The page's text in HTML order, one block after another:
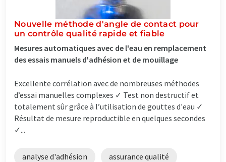
Nouvelle méthode d'angle de contact pour
un contrôle qualité rapide et fiable
Mesures automatiques avec de l'eau en remplacement
des essais manuels d'adhésion et de mouillage
Excellente corrélation avec de nombreuses méthodes
d’essai manuelles complexes ✓ Test non destructif et
totalement sûr grâce à l’utilisation de gouttes d'eau ✓
Résultat de mesure reproductible en quelques secondes
✓...
analyse d'adhésion assurance qualité